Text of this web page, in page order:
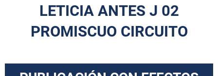
LETICIA ANTES J 02
PROMISCUO CIRCUITO